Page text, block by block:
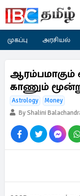
முகப்பு அரசியல்
ஆரம்பமாகும்
காணும்
Astrology
Money
By Shalini